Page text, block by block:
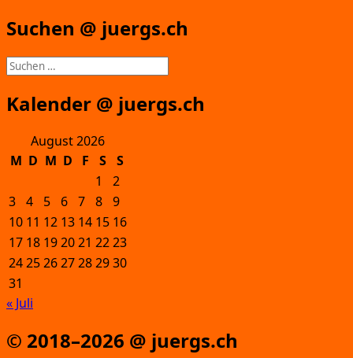
Suchen @ juergs.ch
Suchen
nach:
Kalender @ juergs.ch
August 2026
M D M D F S
S
1
2
3 4 5 6 7 8 9
10 11 12 13 14 15 16
17 18 192021 2223
24252627282930
31
« Juli
© 2018–2026 @ juergs.ch